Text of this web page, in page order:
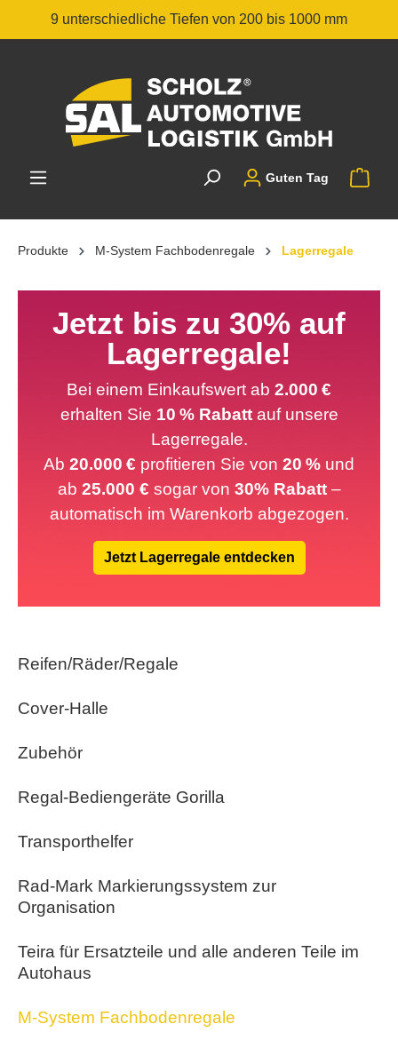
9 unterschiedliche Tiefen von 200 bis 1000 mm
Guten Tag
Produkte M-System Fachbodenregale Lagerregale
Jetzt bis zu 30% auf
Lagerregale!
Bei einem Einkaufswert ab 2.000 €
erhalten Sie 10 % Rabattauf unsere
Lagerregale.
Ab 20.000 € profitieren Sie von 20 % und
ab 25.000 € sogar von 30% Rabatt–
automatisch im Warenkorb abgezogen.
Jetzt Lagerregale entdecken
Reifen/Räder/Regale
Cover-Halle
Zubehör
Regal-Bediengeräte Gorilla
Transporthelfer
Rad-Mark Markierungssystem zur
Organisation
Teira für Ersatzteile und alle anderen Teile im
Autohaus
M-System Fachbodenregale